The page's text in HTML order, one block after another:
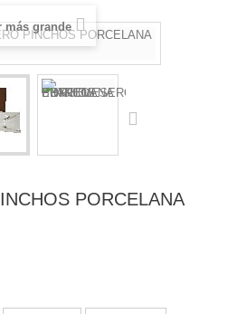
más grande
PORCELANA